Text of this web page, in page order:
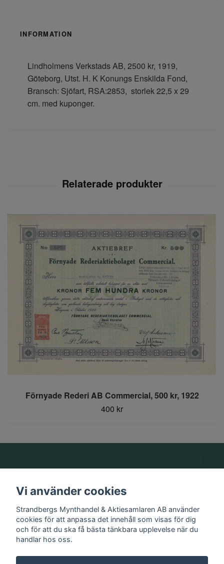
INFORMATION
Lindholmens Verkstads AB, 2500 kr, 1919,
Göteborg, Utst. H. K Konungs Enskilda Fond,
Bransch: Sjöfart, RSA:2853, storlek 22,5 x 29
cm. med kuponger.
Förnyade Rederi AB Commercial, 500 kr, 1922
400 kr
Information
Sociala medier
Vi använder cookies
Strandbergs Mynthandel & Aktiesamlaren AB använder
cookies för att anpassa det innehåll som visas för dig
och för att du ska få bästa tänkbara upplevelse när du
handlar hos oss.